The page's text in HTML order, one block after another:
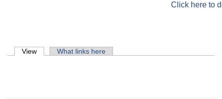
Click here to
Primary tabs
View (active tab)What links here